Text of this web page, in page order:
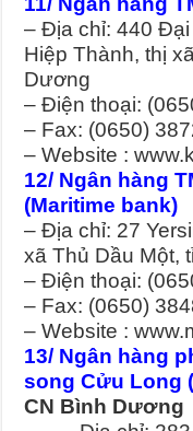
– Địa chỉ: 440
Hiệp Thành, thị
Dương
– Điện thoại:
– Fax: (0650)
– Website :
12/ Ngân hàng
(Maritime bank)
– Địa chỉ: 27
xã Thủ Dầu Một,
– Điện thoại:
– Fax: (0650)
– Website :
13/ Ngân hàng
song Cửu Long
CN Bình Dương